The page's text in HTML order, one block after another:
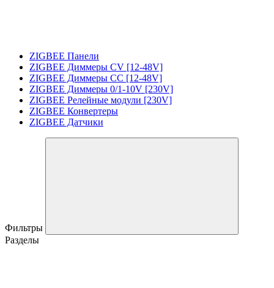
ZIGBEE Панели
ZIGBEE Диммеры CV [12-48V]
ZIGBEE Диммеры CC [12-48V]
ZIGBEE Диммеры 0/1-10V [230V]
ZIGBEE Релейные модули [230V]
ZIGBEE Конвертеры
ZIGBEE Датчики
Фильтры
Разделы